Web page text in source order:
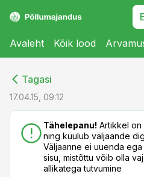
Avaleht Kõik lood
Tagasi
17.04.15, 09:12
Tähelepanu! Artikkel on
ning kuulub väljaande
Väljaanne ei uuenda
sisu, mistõttu võib olla
allikatega tutvumine